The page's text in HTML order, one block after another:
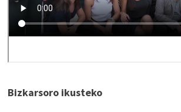
Bizkarsoro ikusteko